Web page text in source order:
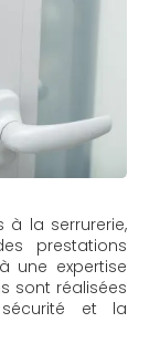
à la serrurerie,
prestations
une expertise
sont réalisées
et la